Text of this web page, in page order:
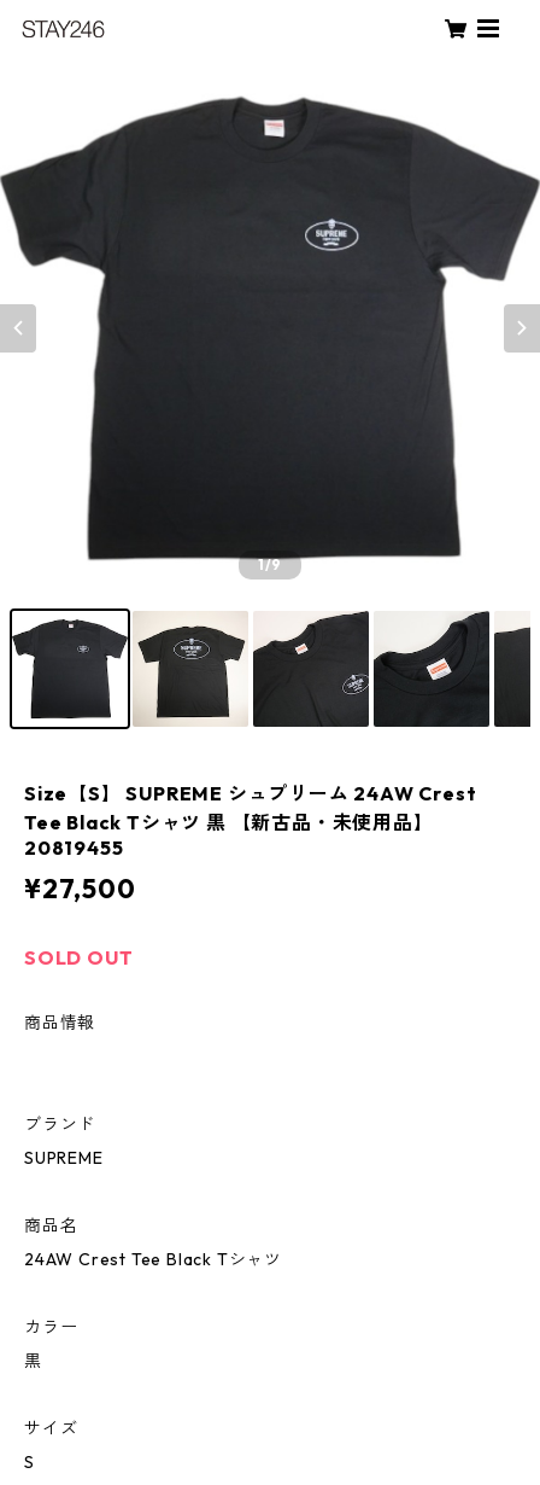
1/9
Size【S】 SUPREME シュプリーム 24AW Crest
Tee Black Tシャツ 黒 【新古品・未使用品】
20819455
¥27,500
SOLD OUT
商品情報
ブランド
SUPREME
商品名
24AW Crest Tee Black Tシャツ
カラー
黒
サイズ
S